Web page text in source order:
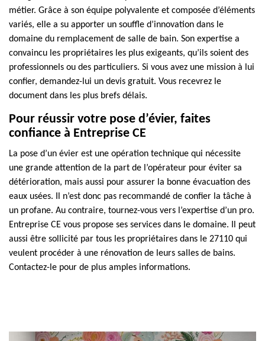
métier. Grâce à son équipe polyvalente et composée d’éléments
variés, elle a su apporter un souffle d’innovation dans le
domaine du remplacement de salle de bain. Son expertise a
convaincu les propriétaires les plus exigeants, qu’ils soient des
professionnels ou des particuliers. Si vous avez une mission à lui
confier, demandez-lui un devis gratuit. Vous recevrez le
document dans les plus brefs délais.
Pour réussir votre pose d’évier, faites
confiance à Entreprise CE
La pose d’un évier est une opération technique qui nécessite
une grande attention de la part de l’opérateur pour éviter sa
détérioration, mais aussi pour assurer la bonne évacuation des
eaux usées. Il n’est donc pas recommandé de confier la tâche à
un profane. Au contraire, tournez-vous vers l’expertise d’un pro.
Entreprise CE vous propose ses services dans le domaine. Il peut
aussi être sollicité par tous les propriétaires dans le 27110 qui
veulent procéder à une rénovation de leurs salles de bains.
Contactez-le pour de plus amples informations.